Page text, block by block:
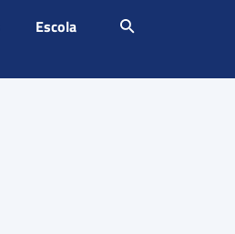
Escola